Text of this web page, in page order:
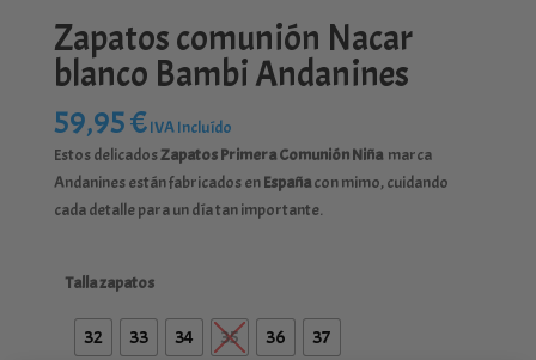
Zapatos comunión Nacar
blanco Bambi Andanines
59,95€IVA Incluído
Estos delicadosZapatos Primera Comunión Niñamarca
Andanines están fabricados enEspañacon mimo, cuidando
cada detalle para un día tan importante.
Talla zapatos
32 33 34 35 36 37